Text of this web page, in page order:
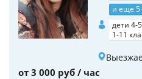
и еще 5
дети 4-
1-11
от 3 000 руб / час